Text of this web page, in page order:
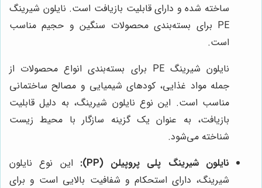
ساخته شده و دارای قابلیت بازیافت است. نایلون شیرینگ
PE برای بسته‌بندی محصولات سنگین و حجیم مناسب
است.
نایلون شیرینگ PE برای بسته‌بندی انواع محصولات از
جمله مواد غذایی، کودهای شیمیایی و مصالح ساختمانی
مناسب است. این نوع نایلون شیرینگ، به دلیل قابلیت
بازیافت، به عنوان یک گزینه سازگار با محیط زیست
شناخته می‌شود.
نایلون شیرینگ پلی پروپیلن (PP):
این نوع نایلون
شیرینگ، دارای استحکام و شفافیت بالایی است و برای